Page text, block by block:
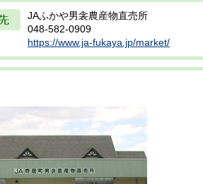
JAふかや男衾農産物直売所
048-582-0909
https://www.ja-fukaya.jp/market/